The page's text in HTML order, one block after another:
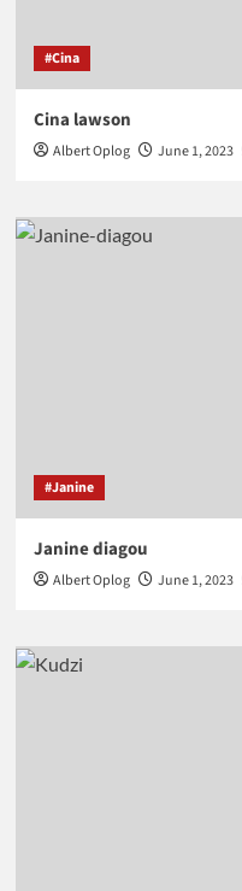
#Cina
Cina lawson
Albert Oplog June 1, 2023
#Janine
Janine diagou
Albert Oplog June 1, 2023